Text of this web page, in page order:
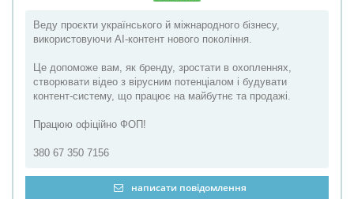
Веду проєкти українського й міжнародного бізнесу,
використовуючи AI-контент нового покоління.
Це допоможе вам, як бренду, зростати в охопленнях,
створювати відео з вірусним потенціалом і будувати
контент-систему, що працює на майбутнє та продажі.
Працюю офіційно ФОП!
380 67 350 7156
написати повідомлення